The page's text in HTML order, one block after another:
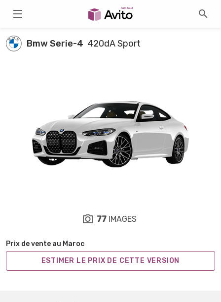
Bmw Serie-4 420dA Sport
Prix de vente au Maroc
ESTIMER LE PRIX DE CETTE VERSION
77 IMAGES